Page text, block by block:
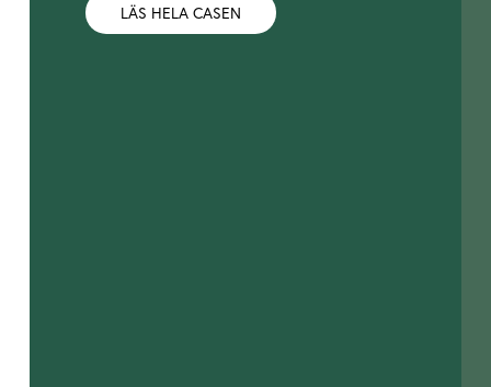
LÄS HELA CASEN